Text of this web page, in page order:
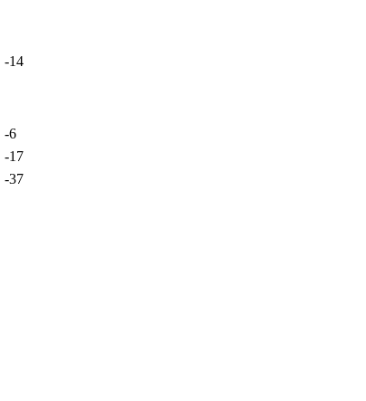
-14
-6
-17
-37